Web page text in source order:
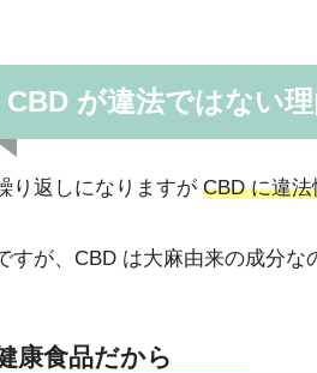
CBD が違法ではない
り返しになりますが CBD に違
すが、CBD は大麻由来の成分な
康食品だから